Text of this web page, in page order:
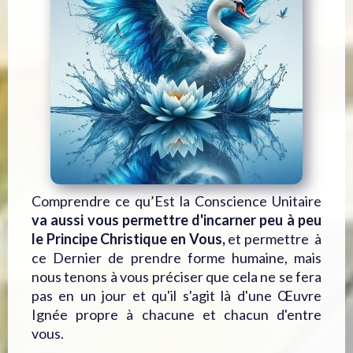
Comprendre ce qu’Est la Conscience Unitaire
va aussi vous permettre d'incarner peu à peu
le Principe Christique en Vous,et permettre à
ce Dernier de prendre forme humaine, mais
nous tenons à vous préciser que cela ne se fera
pas en un jour et qu'il s'agit là d'une Œuvre
Ignée propre à chacune et chacun d'entre
vous.